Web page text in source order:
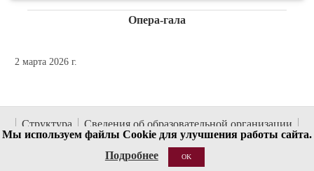
Опера-гала
2 марта 2026 г.
Структура
Сведения об образовательной организации
Национальные проекты России
Мы используем файлы Cookie для улучшения работы сайта.
Подробнее
OK